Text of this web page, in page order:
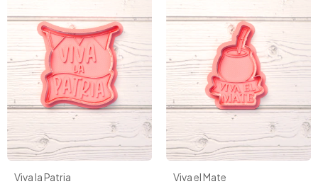
Viva la Patria Viva el Mate